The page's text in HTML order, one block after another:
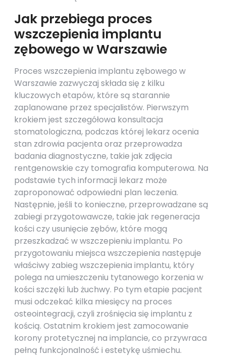
Jak przebiega proces
wszczepienia implantu
zębowego w Warszawie
Proces wszczepienia implantu zębowego w
Warszawie zazwyczaj składa się z kilku
kluczowych etapów, które są starannie
zaplanowane przez specjalistów. Pierwszym
krokiem jest szczegółowa konsultacja
stomatologiczna, podczas której lekarz ocenia
stan zdrowia pacjenta oraz przeprowadza
badania diagnostyczne, takie jak zdjęcia
rentgenowskie czy tomografia komputerowa. Na
podstawie tych informacji lekarz może
zaproponować odpowiedni plan leczenia.
Następnie, jeśli to konieczne, przeprowadzane są
zabiegi przygotowawcze, takie jak regeneracja
kości czy usunięcie zębów, które mogą
przeszkadzać w wszczepieniu implantu. Po
przygotowaniu miejsca wszczepienia następuje
właściwy zabieg wszczepienia implantu, który
polega na umieszczeniu tytanowego korzenia w
kości szczęki lub żuchwy. Po tym etapie pacjent
musi odczekać kilka miesięcy na proces
osteointegracji, czyli zrośnięcia się implantu z
kością. Ostatnim krokiem jest zamocowanie
korony protetycznej na implancie, co przywraca
pełną funkcjonalność i estetykę uśmiechu.